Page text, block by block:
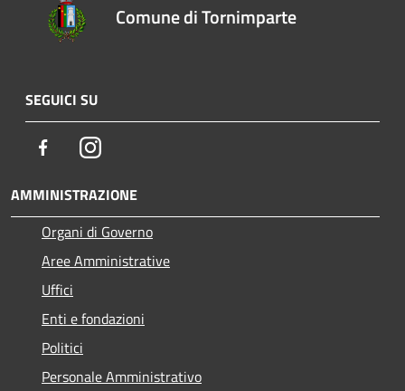
Comune di Tornimparte
SEGUICI SU
FacebookInstagram
AMMINISTRAZIONE
Organi di Governo
Aree Amministrative
Uffici
Enti e fondazioni
Politici
Personale Amministrativo